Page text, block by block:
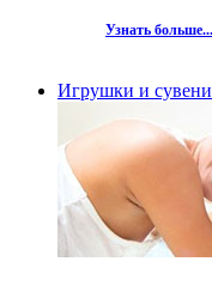
Узнать больше...
Игрушки и